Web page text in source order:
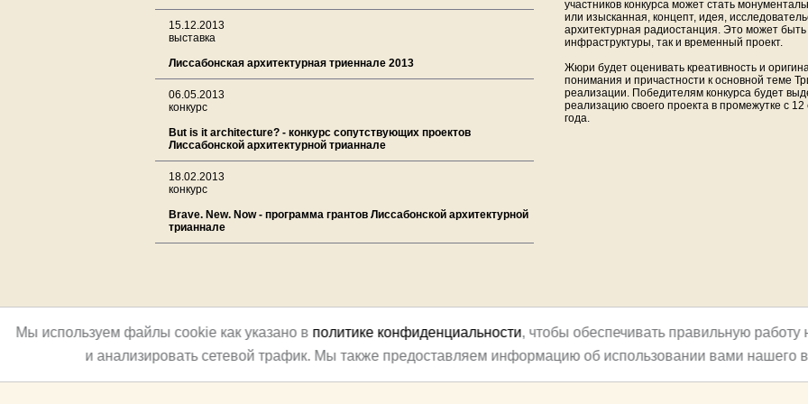
15.12.2013
выставка
Лиссабонская архитектурная триеннале 2013
06.05.2013
конкурс
But is it architecture? - конкурс сопутствующих проектов
Лиссабонской архитектурной трианнале
18.02.2013
конкурс
Brave. New. Now - программа грантов Лиссабонской архитектурной
трианнале
участников конкурса может стать
или изысканная, концепт, идея,
архитектурная радиостанция. Это может
инфраструктуры, так и временный проект.
Жюри будет оценивать креативность и
понимания и причастности к основной теме
реализации. Победителям конкурса будет
реализацию своего проекта в промежутке с
года.
Мы используем файлы cookie как указано в политике конфиденциальности, чтобы обеспечивать правильную
и анализировать сетевой трафик. Мы также предоставляем информацию об использовании вами нашего